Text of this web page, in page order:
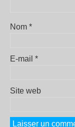
Nom *
E-mail *
Site web